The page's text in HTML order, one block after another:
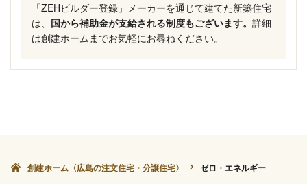
「ZEHビルダー登録」メーカーを通じて建てた新築住宅
は、 国から補助金が支給される制度もございます。 詳細
は創建ホームまでお気軽にお尋ねください。
創建ホーム〈広島の注文住宅・分譲住宅〉 ゼロ・エネルギー